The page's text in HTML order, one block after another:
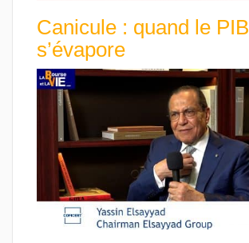
Canicule : quand le PIB
s’évapore